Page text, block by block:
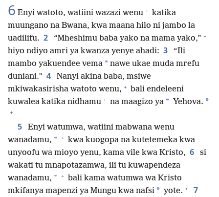
6 Enyi watoto, watiini wazazi wenu + katika
muungano na Bwana, kwa maana hilo ni jambo la
uadilifu. 2 “Mheshimu baba yako na mama yako,” +
hiyo ndiyo amri ya kwanza yenye ahadi: 3
“Ili
mambo yakuendee vema * nawe ukae muda mrefu
duniani.” 4
Nanyi akina baba, msiwe
mkiwakasirisha watoto wenu, + bali endeleeni
kuwalea katika nidhamu + na maagizo ya * Yehova. *
+
5
Enyi watumwa, watiini mabwana wenu
wanadamu, * + kwa kuogopa na kutetemeka kwa
unyoofu wa mioyo yenu, kama vile kwa Kristo, 6
si
wakati tu mnapotazamwa, ili tu kuwapendeza
wanadamu, * + bali kama watumwa wa Kristo
mkifanya mapenzi ya Mungu kwa nafsi * yote. + 7